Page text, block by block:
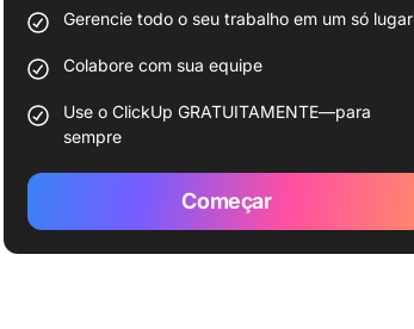
Gerencie todo o seu trabalho em um só lugar
Colabore com sua equipe
Use o ClickUp GRATUITAMENTE—para
sempre
Começar